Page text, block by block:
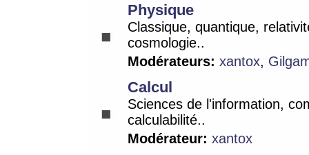
Physique
Classique, quantique,
cosmologie..
Modérateurs: xantox,
Calcul
Sciences de l'information,
calculabilité..
Modérateur: xantox